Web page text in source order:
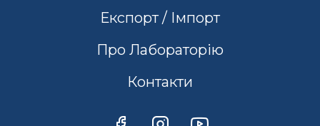
Експорт / Імпорт
Про Лабораторію
Контакти